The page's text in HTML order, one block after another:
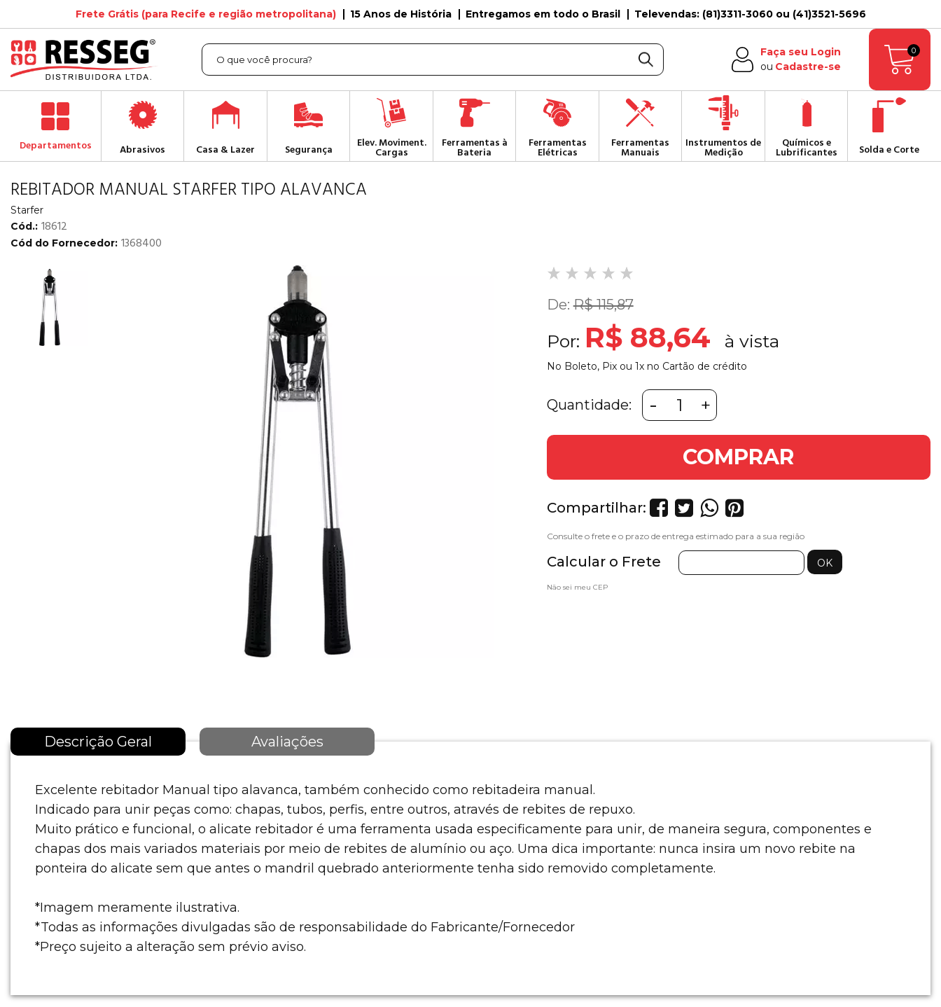
Frete Grátis (para Recife e região metropolitana) 15 Anos de História Entregamos em todo o Brasil Televendas: (81)3311-3060 ou (41)3521-5696
Faça seu Login
ou Cadastre-se
0
Departamentos Abrasivos Casa & Lazer Segurança
Elev. Moviment.
Cargas
Ferramentas à
Bateria
Ferramentas
Elétricas
Ferramentas
Manuais
Instrumentos de
Medição
Químicos e
Lubrificantes Solda e Corte
REBITADOR MANUAL STARFER TIPO ALAVANCA
Starfer
Cód.: 18612
Cód do Fornecedor: 1368400
De:R$ 115,87
Por: R$ 88,64
No Boleto, Pix ou 1x no Cartão de crédito
Quantidade: - +
COMPRAR
Compartilhar:
Calcular o Frete
Não sei meu CEP
Descrição Geral Avaliações
Excelente rebitador Manual tipo alavanca, também conhecido como rebitadeira manual.
Indicado para unir peças como: chapas, tubos, perfis, entre outros, através de rebites de repuxo.
Muito prático e funcional, o alicate rebitador é uma ferramenta usada especificamente para unir, de maneira segura, componentes e
chapas dos mais variados materiais por meio de rebites de alumínio ou aço. Uma dica importante: nunca insira um novo rebite na
ponteira do alicate sem que antes o mandril quebrado anteriormente tenha sido removido completamente.
*Imagem meramente ilustrativa.
*Todas as informações divulgadas são de responsabilidade do Fabricante/Fornecedor
*Preço sujeito a alteração sem prévio aviso.